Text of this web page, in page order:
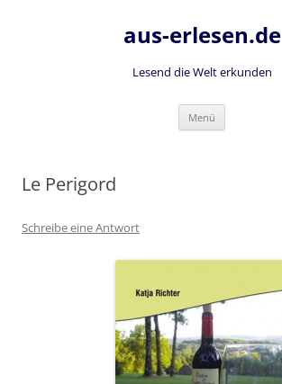
aus-erlesen.de
Lesend die Welt erkunden
Menü
Le Perigord
Schreibe eine Antwort